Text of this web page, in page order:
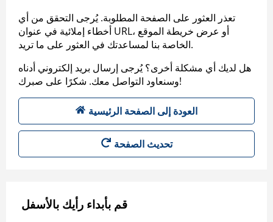
تعذر العثور على الصفحة المطلوبة. يُرجى التحقق من أي
أخطاء إملائية في عنوان URL، أو عرض خريطة الموقع
الخاصة بنا لمساعدتك في العثور على ما تريد.
هل لديك أي مشكلة أخرى؟ يُرجى إرسال بريد إلكتروني أدناه
وسنعاود التواصل معك. شكرًا على صبرك!
العودة إلى الصفحة الرئيسية
تحديث الصفحة
قم بأبداء رأيك بالأسفل